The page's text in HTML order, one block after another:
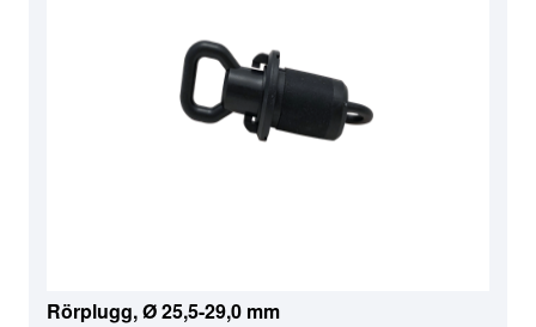
Rörplugg, Ø 25,5-29,0 mm